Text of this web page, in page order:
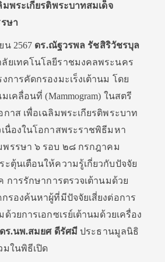
มพระเกียรติพระบาทสมเด็จ
ษา
น 2567 ดร.ณัฐวรพล รัชสิริวัชรบุล
ยเทคโนโลยีราชมงคลพระนคร
การคัดกรองมะเร็งเต้านม โดย
มเคลื่อนที่ (Mammogram) ในสตรี
กาส เพื่อเฉลิมพระเกียรติพระบาท
เนื่องในโอกาสพระราชพิธีมหา
รรษา ๖ รอบ ๒๘ กรกฎาคม
ตุ้นเตือนให้ความรู้เกี่ยวกับปัจจัย
การรักษาการตรวจเต้านมด้วย
รองค้นหาผู้ที่มีปัจจัยเสี่ยงต่อการ
ด้วยการเอกซเรย์เต้านมด้วยเครื่อง
ดร.นพ.สมยศ ดีรัศมี ประธานมูลนิธิ
มในพิธีเปิด